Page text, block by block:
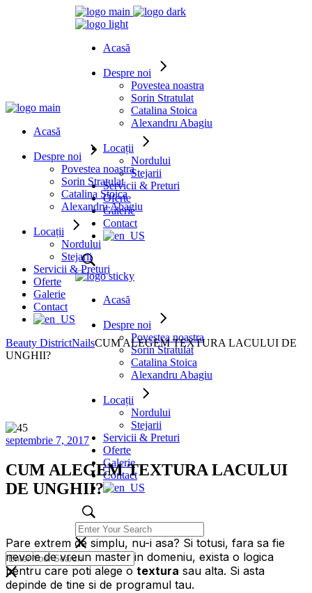
Acasă
Despre noi
Povestea noastra
Sorin Stratulat
Catalina Stoica
Alexandru Abagiu
Locații
Nordului
Stejarii
Servicii & Preturi
Oferte
Galerie
Contact
Acasă
Despre noi
Povestea noastra
Sorin Stratulat
Catalina Stoica
Alexandru Abagiu
Locații
Nordului
Stejarii
Servicii & Preturi
Oferte
Galerie
Contact
Acasă
Despre noi
Povestea noastra
Sorin Stratulat
Catalina Stoica
Alexandru Abagiu
Locații
Nordului
Stejarii
Servicii & Preturi
Oferte
Galerie
Contact
Beauty DistrictNailsCUM ALEGEM TEXTURA LACULUI DE
UNGHII?
septembrie 7, 2017
CUM ALEGEM TEXTURA LACULUI
DE UNGHII?
Pare extrem de simplu, nu-i asa? Si totusi, fara sa fie
nevoie de vreun master in domeniu, exista o logica
pentru care poti alege o textura sau alta. Si asta
depinde de tine si de programul tau.